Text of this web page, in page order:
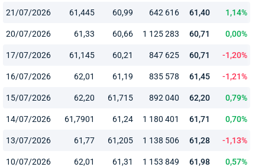
21/07/2026 61,445 60,99 642 616 61,40 1,14%
20/07/2026 61,33 60,66 1 125 283 60,71 0,00%
17/07/2026 61,145 60,21 847 625 60,71 -1,20%
16/07/2026 62,01 61,19 835 578 61,45 -1,21%
15/07/2026 62,20 61,715 892 040 62,20 0,79%
14/07/2026 61,7901 61,24 1 180 401 61,71 0,70%
13/07/2026 61,77 61,205 1 138 506 61,28 -1,13%
10/07/2026 62,01 61,31 1 153 849 61,98 0,57%